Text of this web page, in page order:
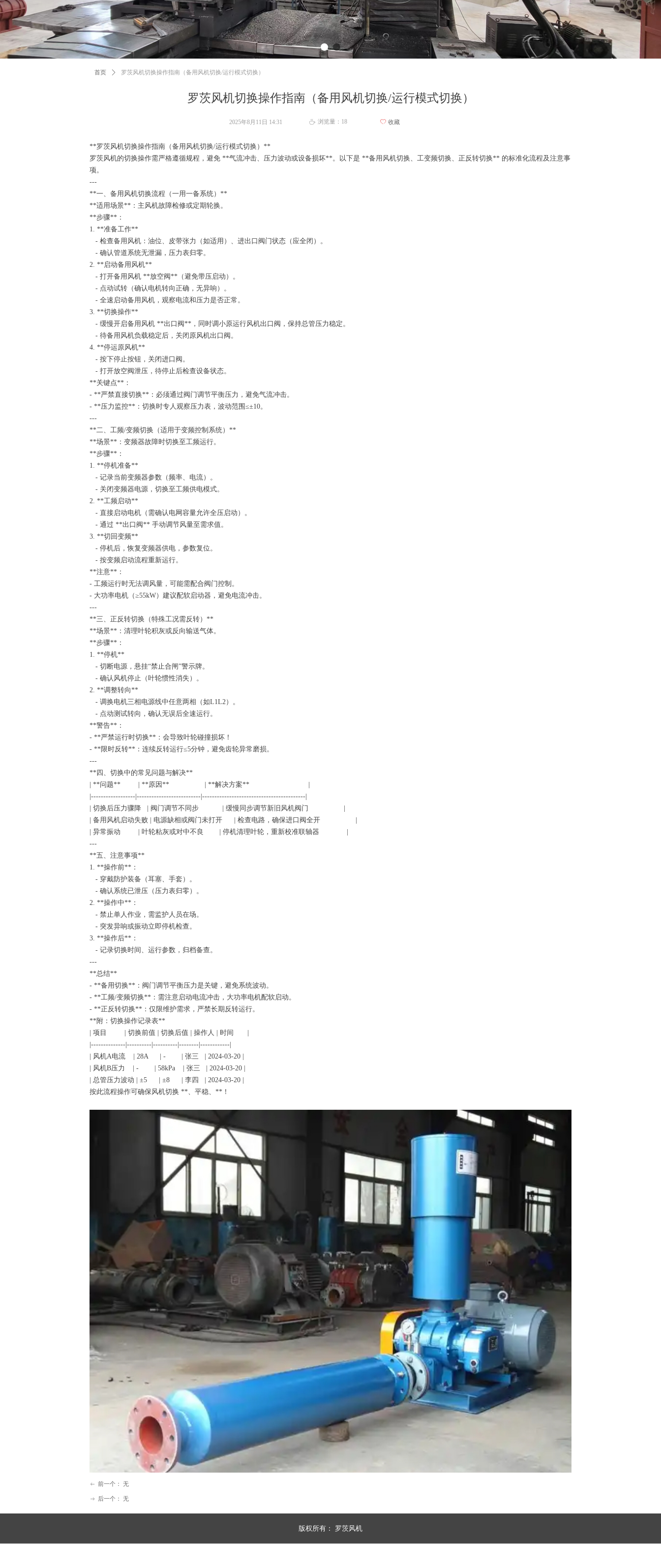
罗茨风机切换操作指南（备用风机切换/运行模式切换）
首页 ꄲ 罗茨风机切换操作指南（备用风机切换/运行模式切换）
**罗茨风机切换操作指南（备用风机切换/运行模式切换）**
罗茨风机的切换操作需严格遵循规程，避免 **气流冲击、压力波动或设备损坏**。以下是 **备用风机切换、工变频切换、正反转切换** 的标准化流程及注意事
项。
---
**一、备用风机切换流程（一用一备系统）**
**适用场景**：主风机故障检修或定期轮换。
**步骤**：
1. **准备工作**
- 检查备用风机：油位、皮带张力（如适用）、进出口阀门状态（应全闭）。
- 确认管道系统无泄漏，压力表归零。
2. **启动备用风机**
- 打开备用风机 **放空阀**（避免带压启动）。
- 点动试转（确认电机转向正确，无异响）。
- 全速启动备用风机，观察电流和压力是否正常。
3. **切换操作**
- 缓慢开启备用风机 **出口阀**，同时调小原运行风机出口阀，保持总管压力稳定。
- 待备用风机负载稳定后，关闭原风机出口阀。
4. **停运原风机**
- 按下停止按钮，关闭进口阀。
- 打开放空阀泄压，待停止后检查设备状态。
**关键点**：
- **严禁直接切换**：必须通过阀门调节平衡压力，避免气流冲击。
- **压力监控**：切换时专人观察压力表，波动范围≤±10。
---
**二、工频/变频切换（适用于变频控制系统）**
**场景**：变频器故障时切换至工频运行。
**步骤**：
1. **停机准备**
- 记录当前变频器参数（频率、电流）。
- 关闭变频器电源，切换至工频供电模式。
2. **工频启动**
- 直接启动电机（需确认电网容量允许全压启动）。
- 通过 **出口阀** 手动调节风量至需求值。
3. **切回变频**
- 停机后，恢复变频器供电，参数复位。
- 按变频启动流程重新运行。
**注意**：
- 工频运行时无法调风量，可能需配合阀门控制。
- 大功率电机（≥55kW）建议配软启动器，避免电流冲击。
---
**三、正反转切换（特殊工况需反转）**
**场景**：清理叶轮积灰或反向输送气体。
**步骤**：
1. **停机**
- 切断电源，悬挂“禁止合闸”警示牌。
- 确认风机停止（叶轮惯性消失）。
2. **调整转向**
- 调换电机三相电源线中任意两相（如L1L2）。
- 点动测试转向，确认无误后全速运行。
**警告**：
- **严禁运行时切换**：会导致叶轮碰撞损坏！
- **限时反转**：连续反转运行≤5分钟，避免齿轮异常磨损。
---
**四、切换中的常见问题与解决**
| **问题** | **原因** | **解决方案** |
|------------------|--------------------------|------------------------------------------|
| 切换后压力骤降 | 阀门调节不同步 | 缓慢同步调节新旧风机阀门 |
| 备用风机启动失败 | 电源缺相或阀门未打开 | 检查电路，确保进口阀全开 |
| 异常振动 | 叶轮粘灰或对中不良 | 停机清理叶轮，重新校准联轴器 |
---
**五、注意事项**
1. **操作前**：
- 穿戴防护装备（耳塞、手套）。
- 确认系统已泄压（压力表归零）。
2. **操作中**：
- 禁止单人作业，需监护人员在场。
- 突发异响或振动立即停机检查。
3. **操作后**：
- 记录切换时间、运行参数，归档备查。
---
**总结**
- **备用切换**：阀门调节平衡压力是关键，避免系统波动。
- **工频/变频切换**：需注意启动电流冲击，大功率电机配软启动。
- **正反转切换**：仅限维护需求，严禁长期反转运行。
**附：切换操作记录表**
| 项目 | 切换前值 | 切换后值 | 操作人 | 时间 |
|--------------|----------|----------|--------|------------|
| 风机A电流 | 28A | - | 张三 | 2024-03-20 |
| 风机B压力 | - | 58kPa | 张三 | 2024-03-20 |
| 总管压力波动 | ±5 | ±8 | 李四 | 2024-03-20 |
按此流程操作可确保风机切换 **、平稳、**！
ꂃ 前一个： 无
ꁹ 后一个： 无
2025年8月11日 14:31 ꄘ 浏览量： 18 ꄀ 收藏
版权所有： 罗茨风机